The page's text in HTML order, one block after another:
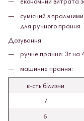
сумісний з
для ручного прання.
Дозування:
ручне прання: 3г на
машинне прання:
к-сть білизни
7
6